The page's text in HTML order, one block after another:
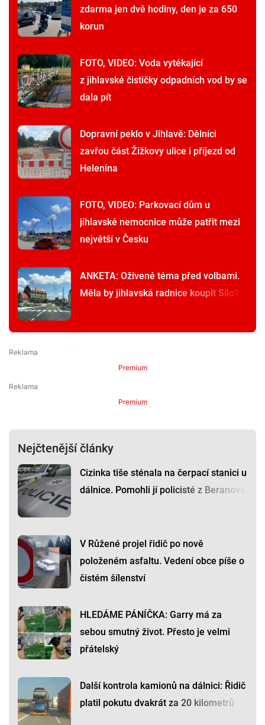
zdarma jen dvě hodiny, den je za 650
korun
FOTO, VIDEO: Voda vytékající
z jihlavské čističky odpadních vod by se
dala pít
Dopravní peklo v Jihlavě: Dělníci
zavřou část Žižkovy ulice i příjezd od
Helenína
FOTO, VIDEO: Parkovací dům u
jihlavské nemocnice může patřit mezi
největší v Česku
ANKETA: Oživené téma před volbami.
Měla by jihlavská radnice koupit Silo?
Premium
Premium
Nejčtenější články
Cizinka tiše sténala na čerpací stanici u
dálnice. Pomohli jí policisté z Beranova
V Růžené projel řidič po nově
položeném asfaltu. Vedení obce píše o
čistém šílenství
HLEDÁME PÁNÍČKA: Garry má za
sebou smutný život. Přesto je velmi
přátelský
Další kontrola kamionů na dálnici: Řidič
platil pokutu dvakrát za 20 kilometrů